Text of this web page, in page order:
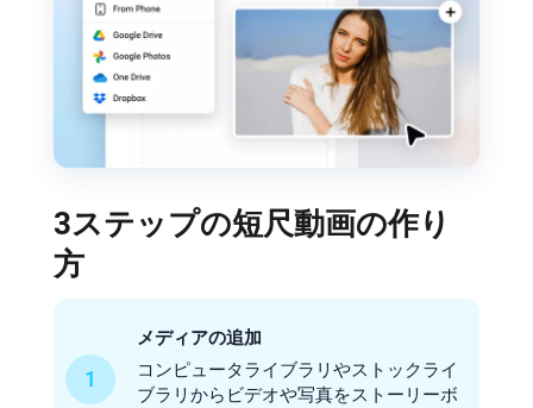
3ステップの短尺動画の作り
方
1
メディアの追加
コンピュータライブラリやストックライ
ブラリからビデオや写真をストーリーボ